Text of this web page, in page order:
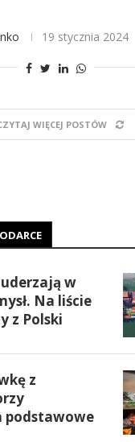
19 stycznia 2024
WIĘCEJ POSTÓW
w
Na liście
z Polski
z
podstawowe